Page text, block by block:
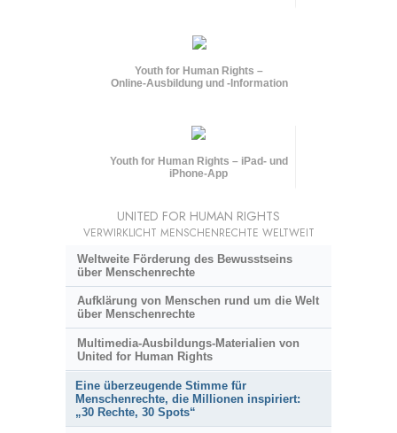
Youth for Human Rights –
Online-Ausbildung und -Information
Youth for Human Rights – iPad- und
iPhone-App
UNITED FOR HUMAN RIGHTS
VERWIRKLICHT MENSCHENRECHTE WELTWEIT
Weltweite Förderung des Bewusstseins
über Menschenrechte
Aufklärung von Menschen rund um die Welt
über Menschenrechte
Multimedia-Ausbildungs-Materialien von
United for Human Rights
Eine überzeugende Stimme für
Menschenrechte, die Millionen inspiriert:
„30 Rechte, 30 Spots“